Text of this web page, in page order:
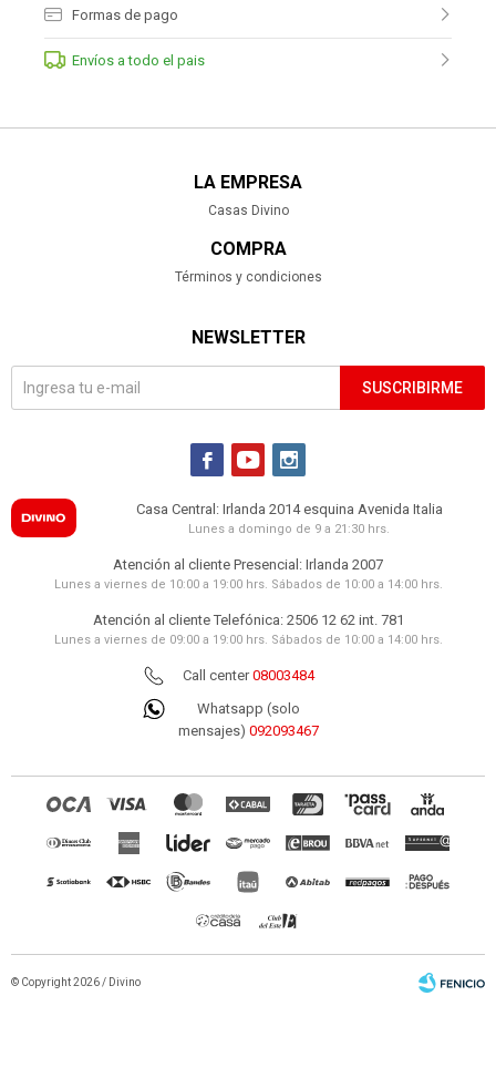
Formas de pago
Envíos a todo el pais
LA EMPRESA
Casas Divino
COMPRA
Términos y condiciones
NEWSLETTER
SUSCRIBIRME
  
Casa Central: Irlanda 2014 esquina Avenida Italia
Lunes a domingo de 9 a 21:30 hrs.
Atención al cliente Presencial: Irlanda 2007
Lunes a viernes de 10:00 a 19:00 hrs. Sábados de 10:00 a 14:00 hrs.
Atención al cliente Telefónica: 2506 12 62 int. 781
Lunes a viernes de 09:00 a 19:00 hrs. Sábados de 10:00 a 14:00 hrs.
Call center08003484
Whatsapp (solo
mensajes) 092093467
© Copyright 2026 / Divino